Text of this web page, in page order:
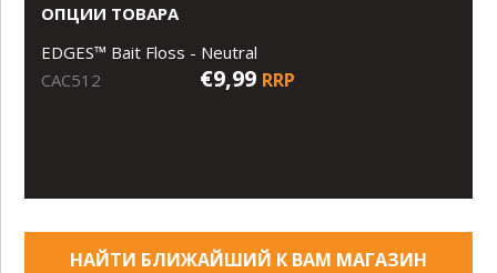
ОПЦИИ ТОВАРА
EDGES™ Bait Floss - Neutral
CAC512
€9,99 RRP
НАЙТИ БЛИЖАЙШИЙ К ВАМ МАГАЗИН